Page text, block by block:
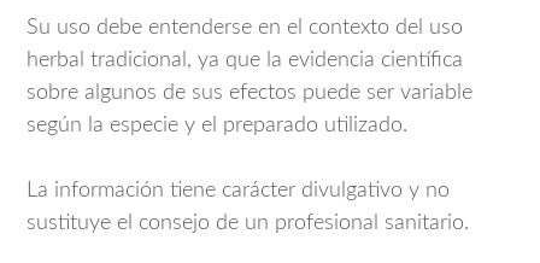
Su uso debe entenderse en el contexto del uso
herbal tradicional, ya que la evidencia científica
sobre algunos de sus efectos puede ser variable
según la especie y el preparado utilizado.
La información tiene carácter divulgativo y no
sustituye el consejo de un profesional sanitario.